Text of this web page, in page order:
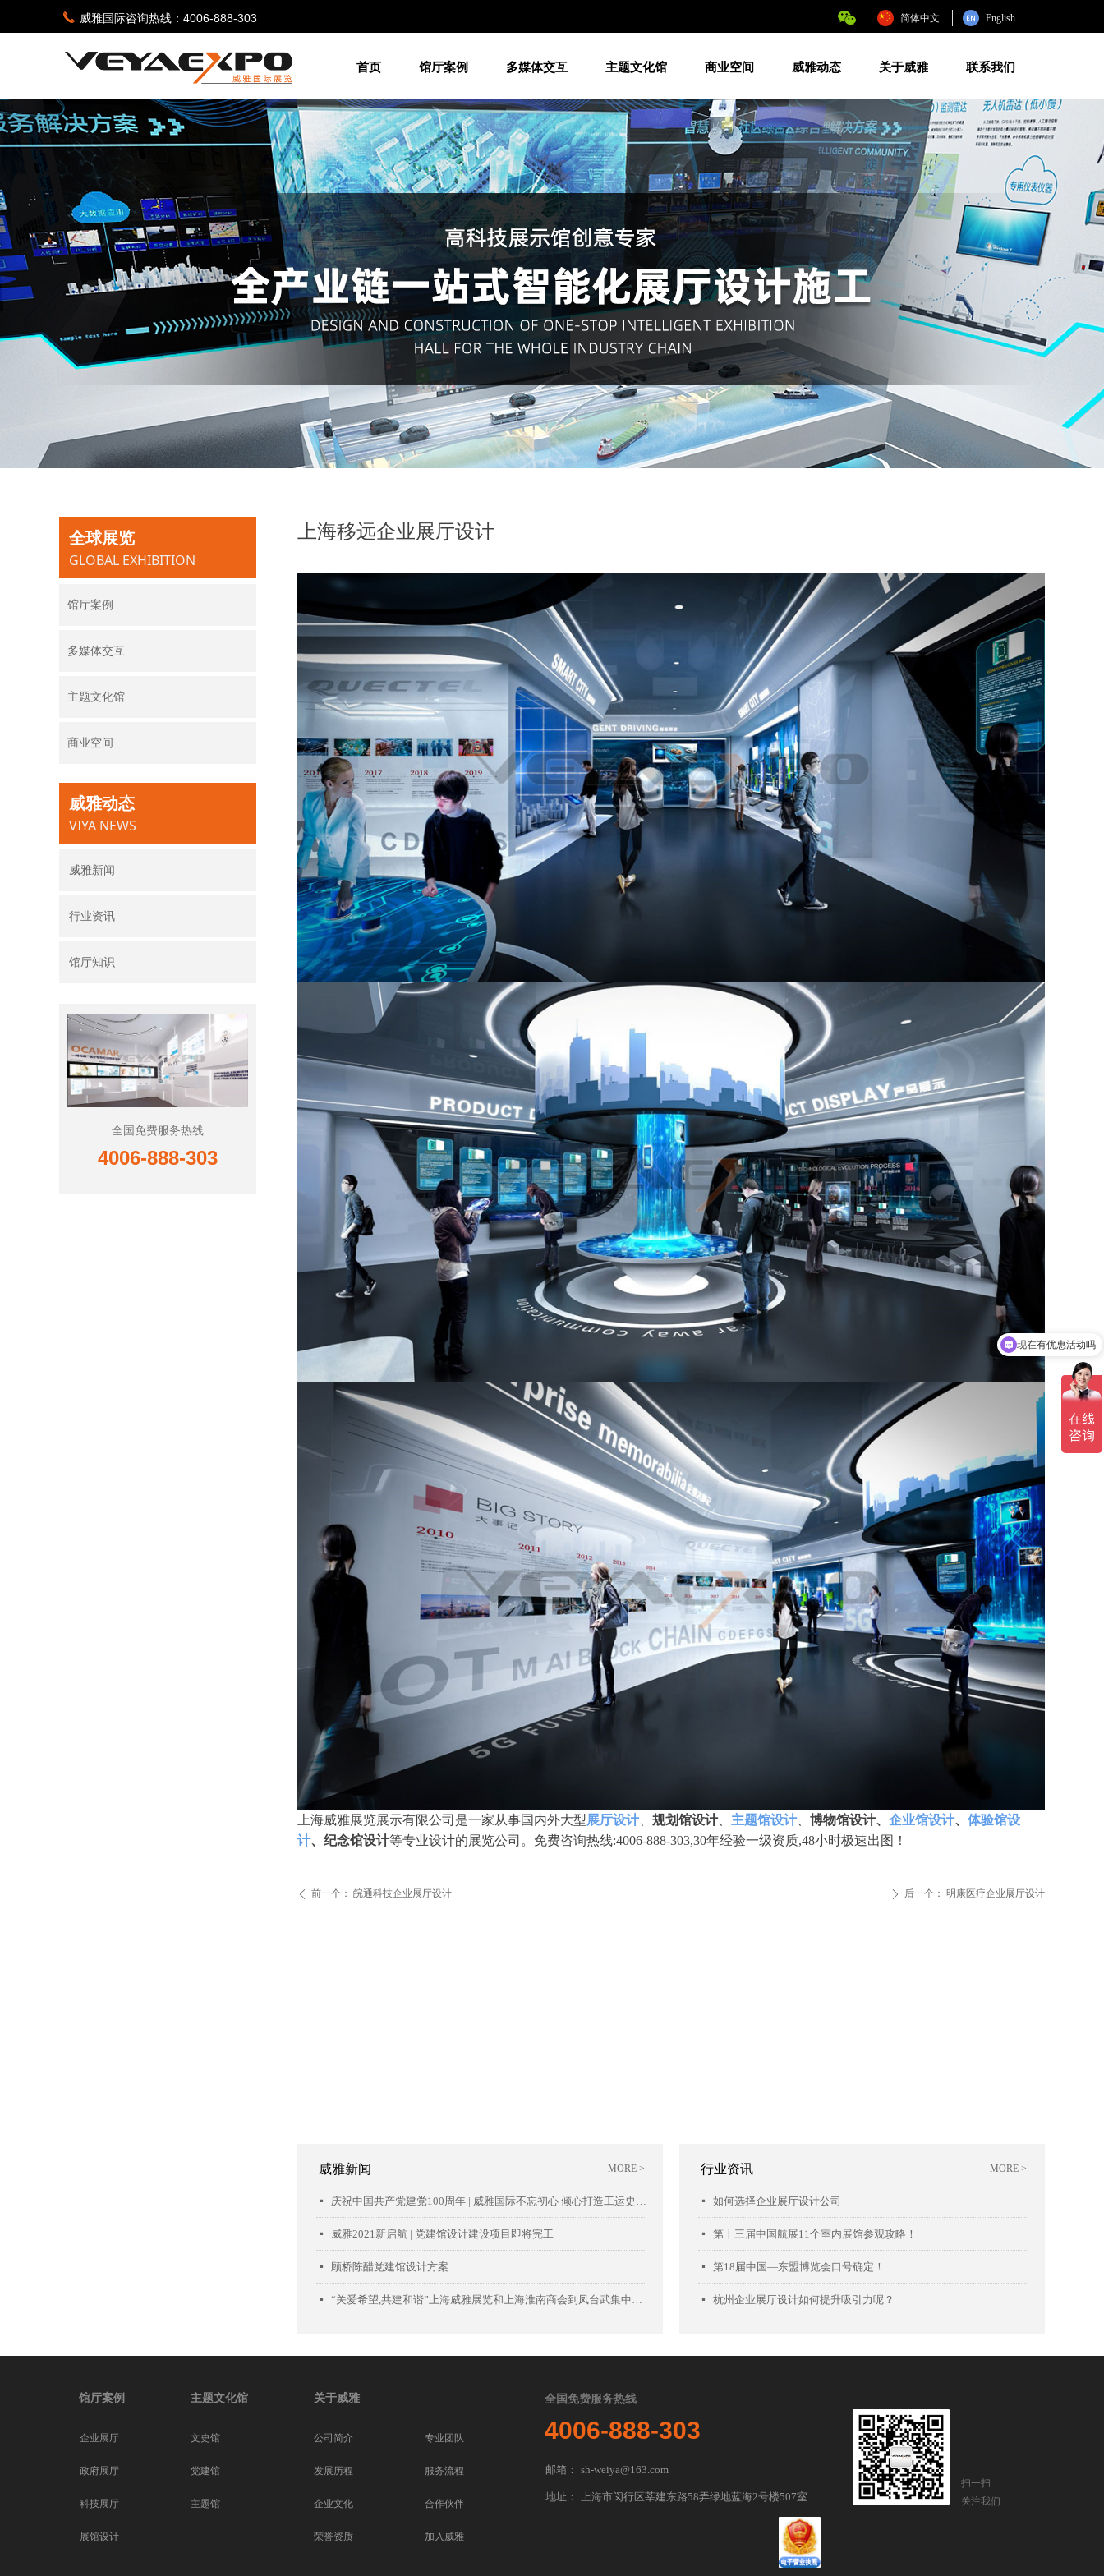
首页 馆厅案例 多媒体交互 主题文化馆 商业空间 威雅动态 关于威雅 联系我们
威雅国际咨询热线：4006-888-303
끅 简体中文 English
上海移远企业展厅设计
上海威雅展览展示有限公司是一家从事国内外大型展厅设计 规划馆设计、 主题馆设计 博物馆设计、 企业馆设计、 体验馆设
计、纪念馆设计等专业设计的展览公司。免费咨询热线:4006-888-303,30年经验一级资质,48小时极速出图！
全球展览
GLOBAL EXHIBITION
全国免费服务热线
4006-888-303
威雅新闻
行业资讯
馆厅知识
威雅动态
VIYA NEWS
馆厅案例
多媒体交互
主题文化馆
商业空间
威雅新闻
넷 庆祝中国共产党建党100周年 | 威雅国际不忘初心 倾心打造工运史陈列馆项目落成开幕
넷 威雅2021新启航 | 党建馆设计建设项目即将完工
넷 顾桥陈醋党建馆设计方案
넷 “关爱希望,共建和谐”上海威雅展览和上海淮南商会到凤台武集中学慰问
MORE >
ꄴ 前一个： 皖通科技企业展厅设计 ꄲ 后一个： 明康医疗企业展厅设计
行业资讯
넷 如何选择企业展厅设计公司
넷 第十三届中国航展11个室内展馆参观攻略！
넷 第18届中国—东盟博览会口号确定！
넷 杭州企业展厅设计如何提升吸引力呢？
MORE >
全国免费服务热线
4006-888-303
馆厅案例
企业展厅
政府展厅
科技展厅
展馆设计
文史馆
党建馆
主题馆
主题文化馆
公司简介
发展历程
企业文化
荣誉资质
关于威雅
专业团队
服务流程
合作伙伴
加入威雅
邮箱： sh-weiya@163.com
地址： 上海市闵行区莘建东路58弄绿地蓝海2号楼507室
扫一扫
关注我们
可以介绍下你们的业务服务么